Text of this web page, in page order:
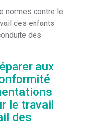
normes contre le
des enfants
des
aux
le travail
des